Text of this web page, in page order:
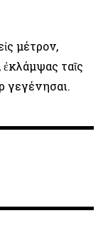
μέτρον,
ἐκλάμψας ταῖς
γεγένησαι.